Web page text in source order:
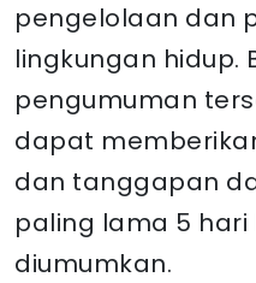
pengelolaan dan
lingkungan hidup.
pengumuman
dapat
dan tanggapan
paling lama 5 hari
diumumkan.